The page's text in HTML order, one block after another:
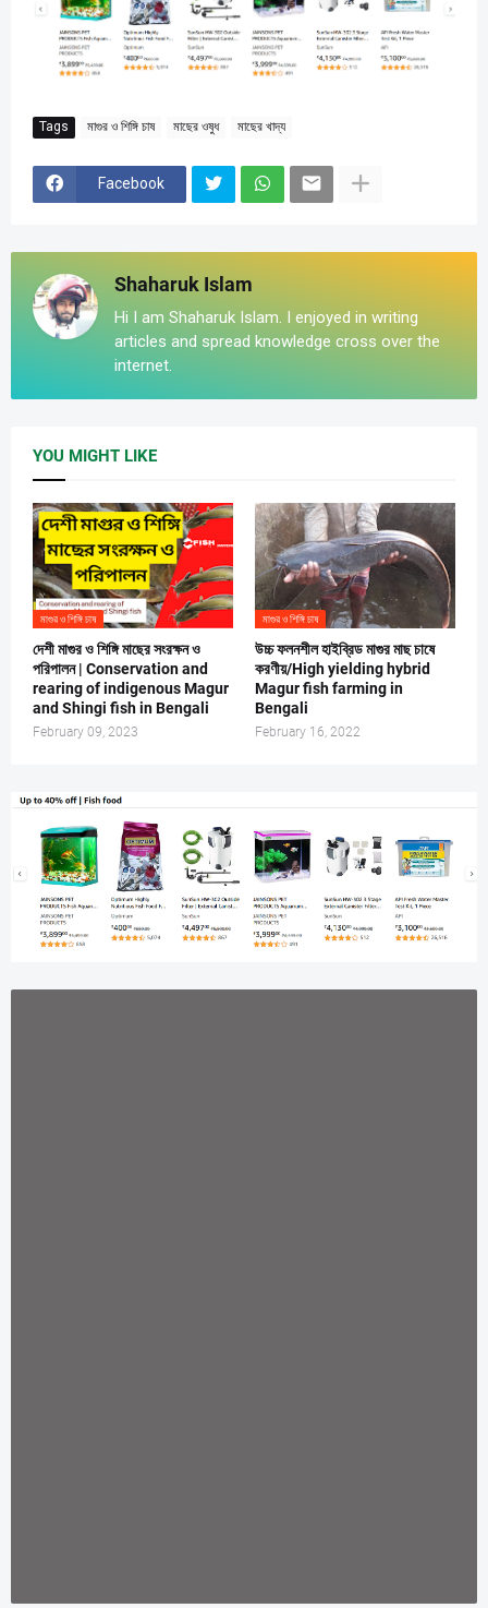
Tags মাগুর ও শিঙ্গি চাষ মাছের ওষুধ মাছের খাদ্য
Facebook
Shaharuk Islam
Hi I am Shaharuk Islam. I enjoyed in writing
articles and spread knowledge cross over the
internet.
YOU MIGHT LIKE
মাগুর ও শিঙ্গি চাষ
দেশী মাগুর ও শিঙ্গি মাছের সংরক্ষন ও
পরিপালন | Conservation and
rearing of indigenous Magur
and Shingi fish in Bengali
February 09, 2023
মাগুর ও শিঙ্গি চাষ
উচ্চ ফলনশীল হাইব্রিড মাগুর মাছ চাষে
করণীয়/High yielding hybrid
Magur fish farming in
Bengali
February 16, 2022